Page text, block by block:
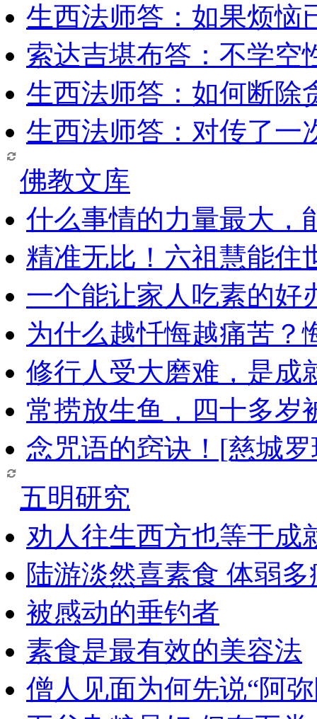
生西法师答：如果烦恼
索达吉堪布答：​不学空
生西法师答：如何断除
生西法师答：对传了一
佛教文库
什么事情的力量最大，
精准无比！六祖慧能住
一个能让家人吃素的好
为什么越忏悔越痛苦？
修行人受大磨难，是成
常捞放生鱼，四十多岁
念咒语的窍诀！[慈城
五明研究
劝人往生西方也等于成
陆游淡然喜素食 体弱
被感动的垂钓者
素食是最有效的美容法
僧人见面为何先说“阿